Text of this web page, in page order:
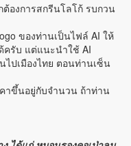
องการสกรีนโลโก้ รบกวน
ของท่านเป็นไฟล์ AI ให้
ครับ แต่แนะนำใช้ AI
ไปเมืองไทย ตอนท่านเซ็น
าขึ้นอยู่กับจำนวน ถ้าท่าน